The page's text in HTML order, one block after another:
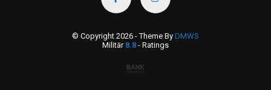
© Copyright 2026 - Theme By DMWS
Militär 8.8 - Ratings